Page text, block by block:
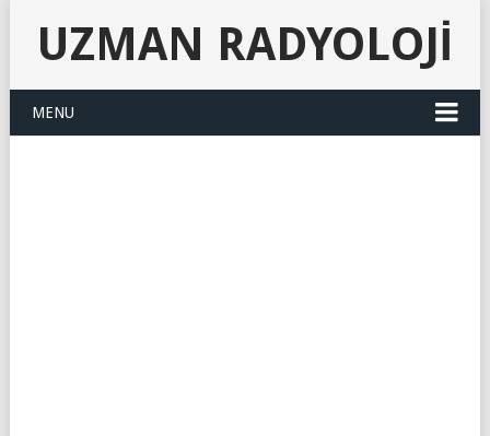
UZMAN RADYOLOJI
MENU